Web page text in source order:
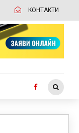
КОНТАКТИ